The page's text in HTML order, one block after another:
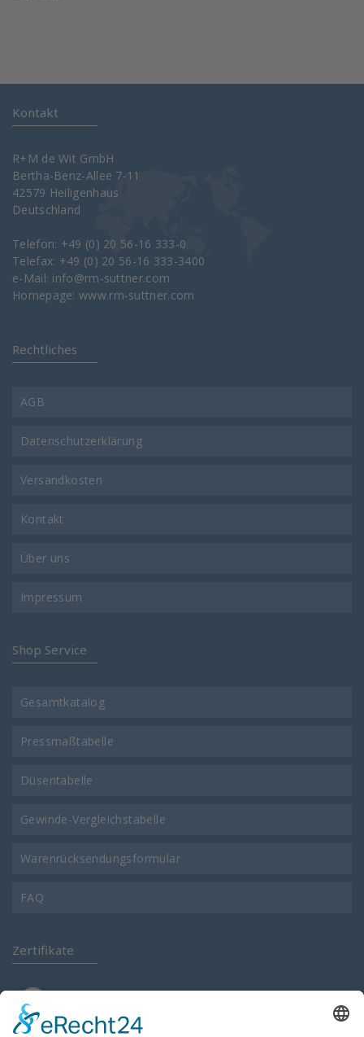
Kontakt
R+M de Wit GmbH
Bertha-Benz-Allee 7-11
42579 Heiligenhaus
Deutschland
Telefon: +49 (0) 20 56-16 333-0
Telefax: +49 (0) 20 56-16 333-3400
e-Mail: info@rm-suttner.com
Homepage:www.rm-suttner.com
Rechtliches
AGB
Datenschutzerklärung
Versandkosten
Kontakt
Über uns
Impressum
Shop Service
Gesamtkatalog
Pressmaßtabelle
Düsentabelle
Gewinde-Vergleichstabelle
Warenrücksendungsformular
FAQ
Zertifikate